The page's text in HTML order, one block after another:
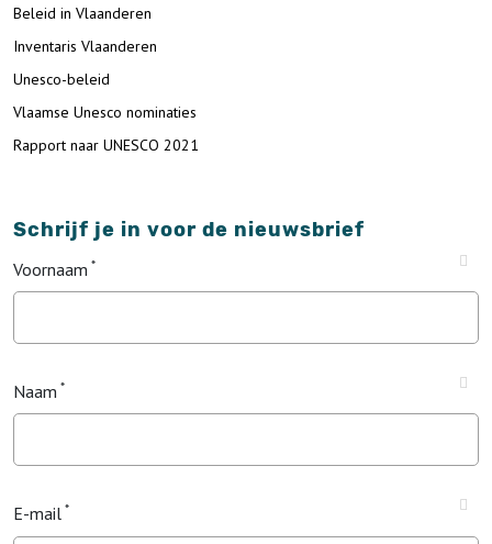
Beleid in Vlaanderen
Inventaris Vlaanderen
Unesco-beleid
Vlaamse Unesco nominaties
Rapport naar UNESCO 2021
Schrijf je in voor de nieuwsbrief
Voornaam
Naam
E-mail